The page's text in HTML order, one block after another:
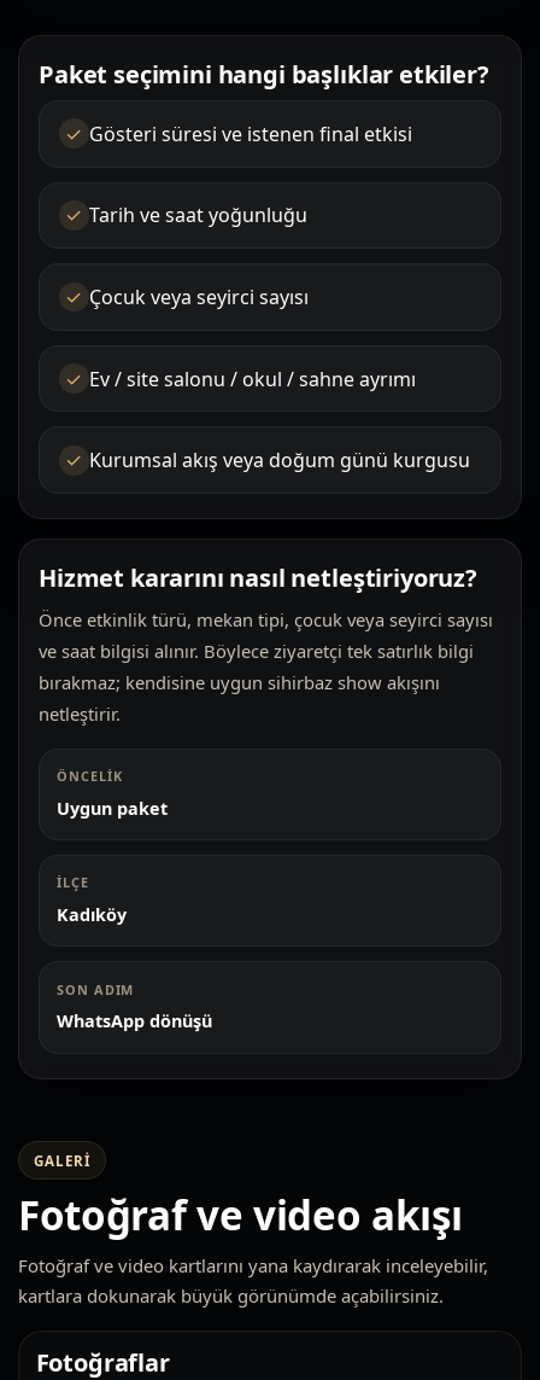
Paket seçimini hangi başlıklar etkiler?
Gösteri süresi ve istenen final etkisi
Tarih ve saat yoğunluğu
Çocuk veya seyirci sayısı
Ev / site salonu / okul / sahne ayrımı
Kurumsal akış veya doğum günü kurgusu
Hizmet kararını nasıl netleştiriyoruz?
Önce etkinlik türü, mekan tipi, çocuk veya seyirci sayısı
ve saat bilgisi alınır. Böylece ziyaretçi tek satırlık bilgi
bırakmaz; kendisine uygun sihirbaz show akışını
netleştirir.
ÖNCELIK
Uygun paket
İLÇE
Kadıköy
SON ADIM
WhatsApp dönüşü
GALERI
Fotoğraf ve video akışı
Fotoğraf ve video kartlarını yana kaydırarak inceleyebilir,
kartlara dokunarak büyük görünümde açabilirsiniz.
Fotoğraflar